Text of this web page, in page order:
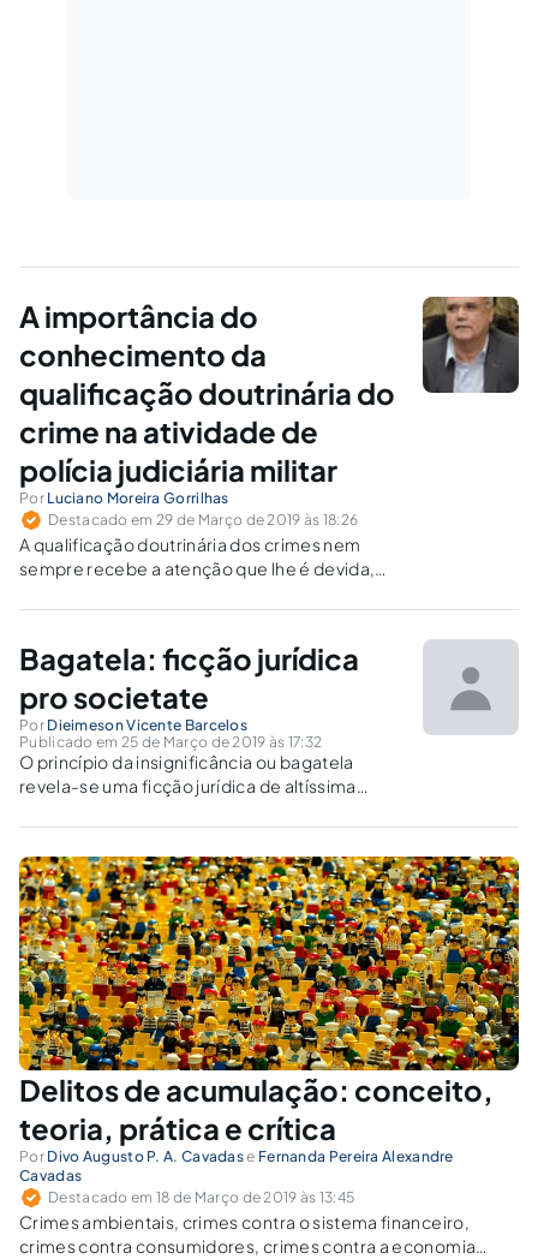
A importância do
conhecimento da
qualificação doutrinária do
crime na atividade de
polícia judiciária militar
Por Luciano Moreira Gorrilhas
Destacado em 29 de Março de 2019 às 18:26
A qualificação doutrinária dos crimes nem
sempre recebe a atenção que lhe é devida,
levada a efeito pela polícia judiciária.
Bagatela: ficção jurídica
pro societate
Por Dieimeson Vicente Barcelos
Publicado em 25 de Março de 2019 às 17:32
O princípio da insignificância ou bagatela
revela-se uma ficção jurídica de altíssima
forma, a importância de discorrer sobre o
tema.
Delitos de acumulação: conceito,
teoria, prática e crítica
Por Divo Augusto P. A. Cavadase Fernanda Pereira Alexandre
Cavadas
Destacado em 18 de Março de 2019 às 13:45
Crimes ambientais, crimes contra o sistema financeiro,
crimes contra consumidores, crimes contra a economia